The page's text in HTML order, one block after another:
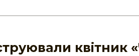
квітник